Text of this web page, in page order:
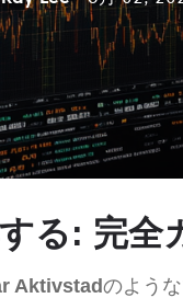
る: 完全
Aktivstadのよう